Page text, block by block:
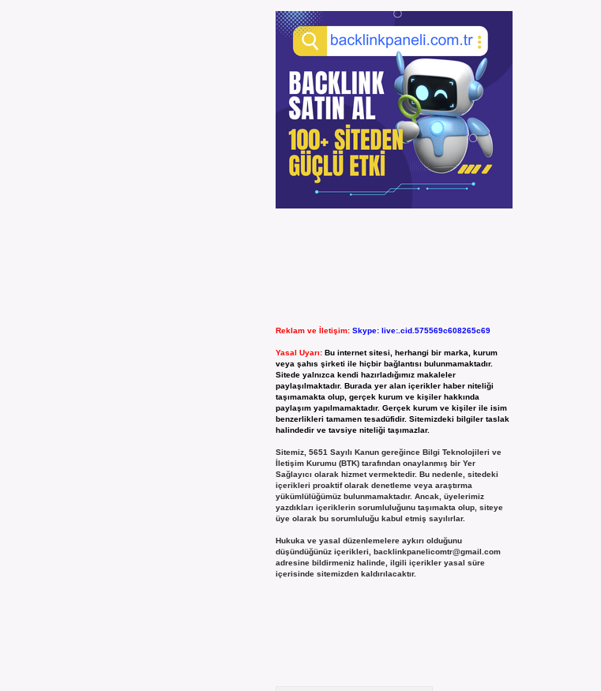
Reklam ve İletişim: Skype: live:.cid.575569c608265c69
Yasal Uyarı: Bu internet sitesi, herhangi bir marka, kurum
veya şahıs şirketi ile hiçbir bağlantısı bulunmamaktadır.
Sitede yalnızca kendi hazırladığımız makaleler
paylaşılmaktadır. Burada yer alan içerikler haber niteliği
taşımamakta olup, gerçek kurum ve kişiler hakkında
paylaşım yapılmamaktadır. Gerçek kurum ve kişiler ile isim
benzerlikleri tamamen tesadüfidir. Sitemizdeki bilgiler taslak
halindedir ve tavsiye niteliği taşımazlar.
Sitemiz, 5651 Sayılı Kanun gereğince Bilgi Teknolojileri ve
İletişim Kurumu (BTK) tarafından onaylanmış bir Yer
Sağlayıcı olarak hizmet vermektedir. Bu nedenle, sitedeki
içerikleri proaktif olarak denetleme veya araştırma
yükümlülüğümüz bulunmamaktadır. Ancak, üyelerimiz
yazdıkları içeriklerin sorumluluğunu taşımakta olup, siteye
üye olarak bu sorumluluğu kabul etmiş sayılırlar.
Hukuka ve yasal düzenlemelere aykırı olduğunu
düşündüğünüz içerikleri, backlinkpanelicomtr@gmail.com
adresine bildirmeniz halinde, ilgili içerikler yasal süre
içerisinde sitemizden kaldırılacaktır.